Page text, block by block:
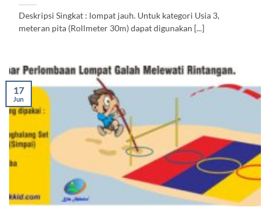
Deskripsi Singkat : lompat jauh. Untuk kategori Usia 3,
meteran pita (Rollmeter 30m) dapat digunakan [...]
17
Jun